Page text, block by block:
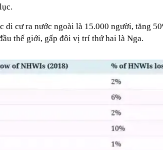
di cư ra nước ngoài là 15.000 người, tăng
thế giới, gấp đôi vị trí thứ hai là Nga.